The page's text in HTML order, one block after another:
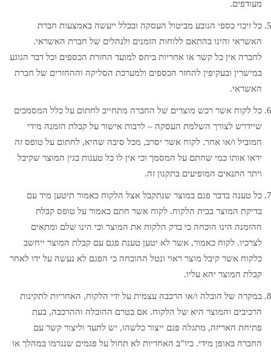
מעודפים.
כל זיכוי כספי הנובע מביטול העסקה ובכלל ייעשה באמצעות חברת
האשראי והינו בהתאם ללוחות הזמנים ולנהלים של חברת האשראי.
לחברה אין כל קשר או אחריות ביחס למועד החזרת הכספים וכל דבר הנוגע
במישרין ובעקיפין להחזר הכספים ולמערכת הסליקה וההחזרים של חברת
האשראי.
כל לקוח אשר רכש מוצרים של החברה מתחייב לחתום על כלל המסמכים
שיידרש לצורך השלמת העסקה – לרבות אישור על קבלת הזמנה מידי
המוביל ו/או אחר. לקוח אשר יסרב, מכל סיבה שהיא, לחתום על טופס זה
יראו אותו כמי שחתם על המסמך וכי אין לו כל טענות בגין המוצר שקיבל
ויתר התנאים המופיעים בתקנון זה.
כל טענה בדבר פגם במוצר שנתקבל אצל הלקוח כאמור תיטען מיד עם
בדיקת המוצר בבית הלקוח. לקוח אשר חתם כאמור על טופס קבלת
ההזמנה הינו הוכחה כי בדק הלקוח את המוצר וכי הינו שלם ומתאים
לצרכיו. לקוח כאמור, אשר לא יטען טענת פגם עם קבלת המוצר ייחשב
כלקוח אשר קיבל מוצר ראוי ונטל ההוכחה כי הפגם לא נעשה על ידו לאחר
קבלת המוצר יהא עליו.
במקרה של הובלה ו/או הרכבה עצמית על ידי הלקוח, האחריות לתקינות
הרכיבים והמוצר היא של הלקוח. אם בטרם ההובלה וההרכבה, בעת
פתיחת האריזה, מתגלה פגם ייצור כלשהו, יש לתעד וליצור קשר עם
החברה באופן מידי. כיו”ב האחריות לא תחול על פגמים שנגרמו במהלך או